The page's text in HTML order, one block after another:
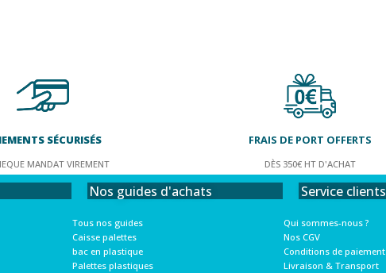
SÉCURISÉS
MANDAT VIREMENT
FRAIS DE PORT OFFERTS
DÈS 350€ HT D'ACHAT
Nos guides d'achats
Tous nos guides
Caisse palettes
bac en plastique
Palettes plastiques
Service clients
Qui sommes-nous ?
Nos CGV
Conditions de paiement
Livraison & Transport